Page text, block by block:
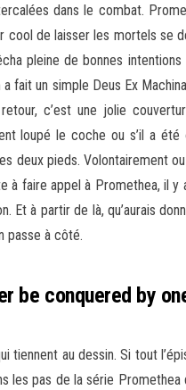
dans le combat.
cool de laisser les mortels se
pleine de bonnes
fait un simple Deus Ex
c’est une jolie
loupé le coche ou s’il a
deux pieds. Volontairement
à faire appel à Promethea, il
Et à partir de là, qu’aurais
passe à côté.
be conquered by
tiennent au dessin. Si tout
les pas de la série